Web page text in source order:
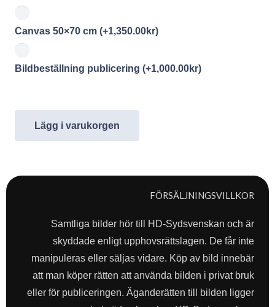
Canvas 50×70 cm (+1,350.00kr)
Bildbeställning publicering (+1,000.00kr)
Lägg i varukorgen
FÖRSÄLJNINGSVILLKOR
Samtliga bilder hör till HD-Sydsvenskan och är
skyddade enligt upphovsrättslagen. De får inte
manipuleras eller säljas vidare. Köp av bild innebär
att man köper rätten att använda bilden i privat bruk
eller för publiceringen. Äganderätten till bilden ligger